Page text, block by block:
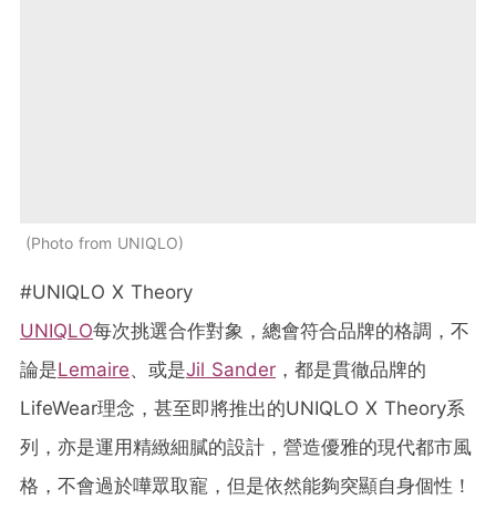
Photo from UNIQLO
#UNIQLO X Theory
UNIQLO每次挑選合作對象，總會符合品牌的格調，不
論是Lemaire、或是Jil Sander ，都是貫徹品牌的
LifeWear理念，甚至即將推出的UNIQLO X Theory系
列，亦是運用精緻細膩的設計，營造優雅的現代都市風
格，不會過於嘩眾取寵，但是依然能夠突顯自身個性！